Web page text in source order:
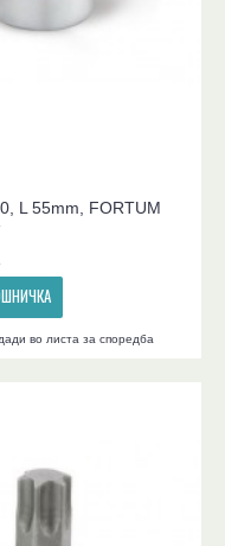
L 55mm, FORTUM
во листа за споредба